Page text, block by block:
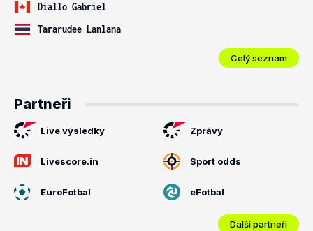
Diallo Gabriel
Tararudee Lanlana
Celý seznam
Partneři
Live výsledky Zprávy
Livescore.in Sport odds
EuroFotbal eFotbal
Další partneři